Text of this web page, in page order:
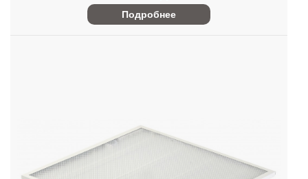
Подробнее